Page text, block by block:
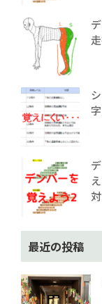
最近の投稿